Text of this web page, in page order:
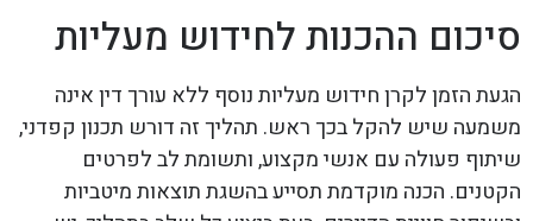
סיכום ההכנות לחידוש מעליות
הגעת הזמן לקרן חידוש מעליות נוסף ללא עורך דין אינה
משמעה שיש להקל בכך ראש. תהליך זה דורש תכנון קפדני,
שיתוף פעולה עם אנשי מקצוע, ותשומת לב לפרטים
הקטנים. הכנה מוקדמת תסייע בהשגת תוצאות מיטביות